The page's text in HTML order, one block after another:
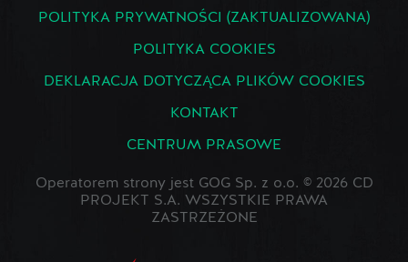
POLITYKA PRYWATNOŚCI (ZAKTUALIZOWANA)
POLITYKA COOKIES
DEKLARACJA DOTYCZĄCA PLIKÓW COOKIES
KONTAKT
CENTRUM PRASOWE
Operatorem strony jest GOG Sp. z o.o. © 2026 CD
PROJEKT S.A. WSZYSTKIE PRAWA
ZASTRZEŻONE